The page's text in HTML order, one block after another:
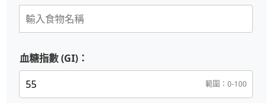
血糖指數 (GI)：
範圍：0-100